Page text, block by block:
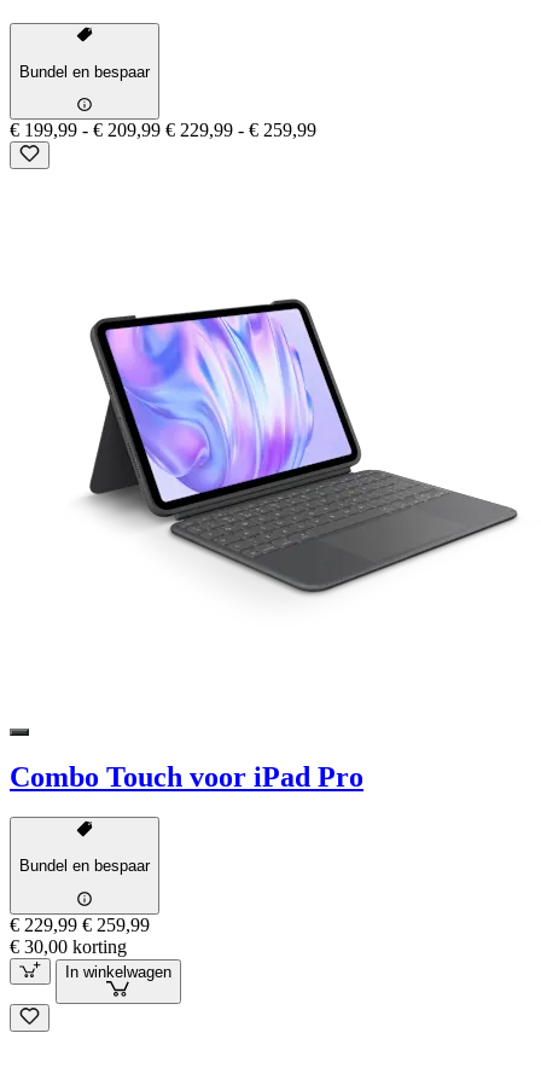
Bundel en bespaar
€ 199,99 - € 209,99 € 229,99 - € 259,99
Combo Touch voor iPad Pro
Bundel en bespaar
€ 229,99 € 259,99
€ 30,00 korting
In winkelwagen